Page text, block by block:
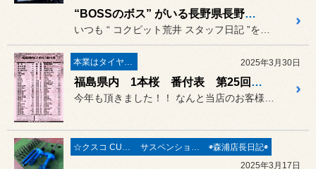
“BOSSのボス” がいる長野県長野市 オートプロデュースBOSSへBRZのECU 現車セッティングへ行って来ました(・ω<) /
2025年3月30日
福島県内 1本桜 番付表 第25回 2025年場所
☆クスコ CUSCO☆ サスペンション〔足廻り〕
◉森浦店長日記◉
2025年3月17日